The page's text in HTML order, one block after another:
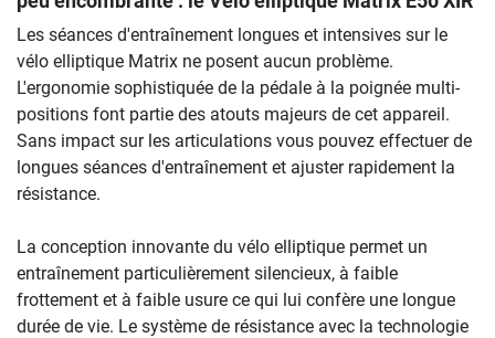
Les séances d'entraînement longues et intensives sur le
vélo elliptique Matrix ne posent aucun problème.
L'ergonomie sophistiquée de la pédale à la poignée multi-
positions font partie des atouts majeurs de cet appareil.
Sans impact sur les articulations vous pouvez effectuer de
longues séances d'entraînement et ajuster rapidement la
résistance.
La conception innovante du vélo elliptique permet un
entraînement particulièrement silencieux, à faible
frottement et à faible usure ce qui lui confère une longue
durée de vie. Le système de résistance avec la technologie